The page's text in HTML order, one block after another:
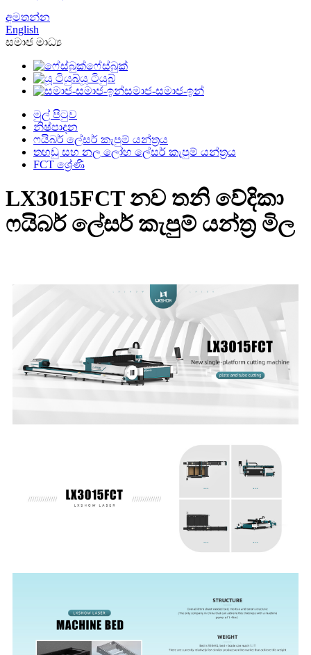
අමතන්න
English
සමාජ මාධ්‍ය
ෆේස්බුක්
යූ ටියුබ්
සමාජ-සමාජ-ඉන්
මුල් පිටුව
නිෂ්පාදන
ෆයිබර් ලේසර් කැපුම් යන්ත්‍රය
තහඩු සහ නල ලෝහ ලේසර් කැපුම් යන්ත්‍රය
FCT ශ්‍රේණි
LX3015FCT නව තනි වේදිකා
ෆයිබර් ලේසර් කැපුම් යන්ත්‍ර මිල